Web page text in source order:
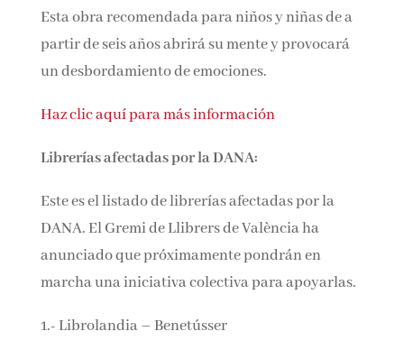
Esta obra recomendada para niños y niñas de a
partir de seis años abrirá su mente y provocará
un desbordamiento de emociones.
Haz clic aquí para más información
Librerías afectadas por la DANA:
Este es el listado de librerías afectadas por la
DANA. El Gremi de Llibrers de València ha
anunciado que próximamente pondrán en
marcha una iniciativa colectiva para apoyarlas.
1.- Librolandia – Benetússer